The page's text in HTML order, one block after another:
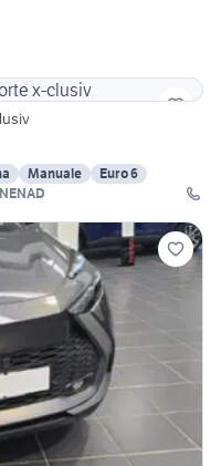
Manuale
Euro 6